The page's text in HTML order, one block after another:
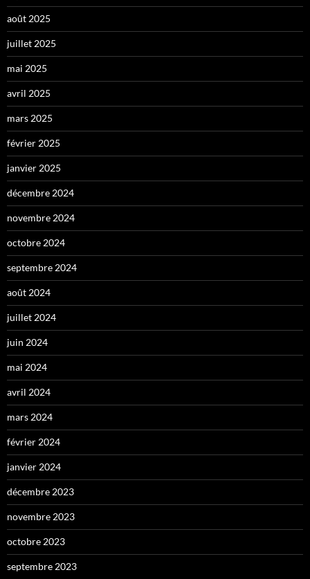
août 2025
juillet 2025
mai 2025
avril 2025
mars 2025
février 2025
janvier 2025
décembre 2024
novembre 2024
octobre 2024
septembre 2024
août 2024
juillet 2024
juin 2024
mai 2024
avril 2024
mars 2024
février 2024
janvier 2024
décembre 2023
novembre 2023
octobre 2023
septembre 2023